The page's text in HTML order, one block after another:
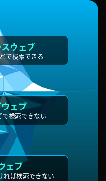
ウェブ
で検索できる
ェブ
検索できない
ェブ
れば検索できない